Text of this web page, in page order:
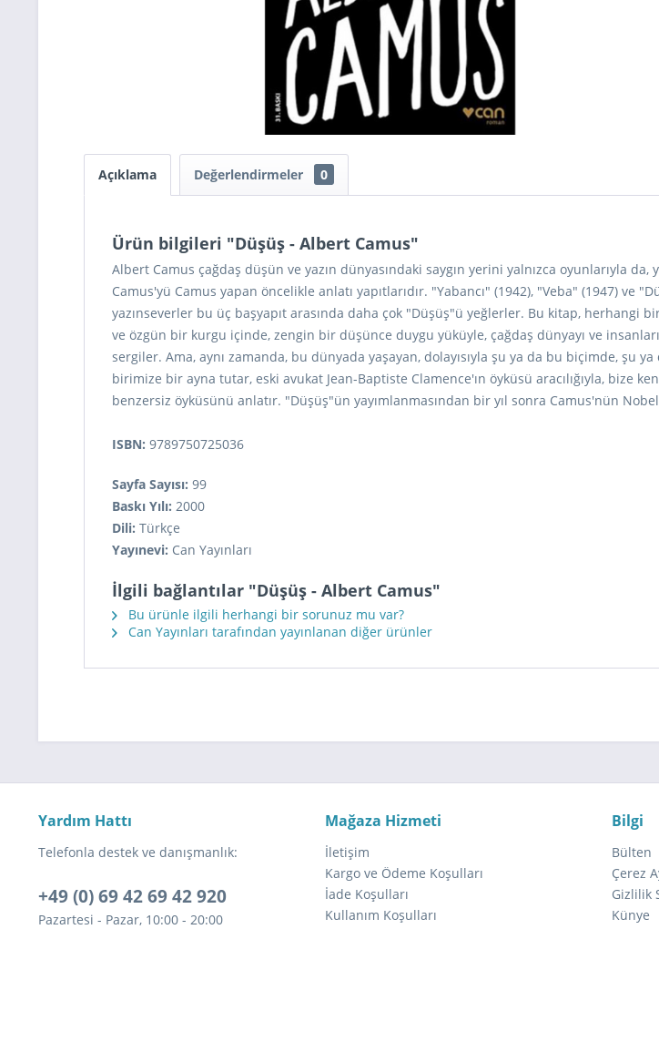
Açıklama Değerlendirmeler 0
Ürün bilgileri "Düşüş - Albert Camus"
Albert Camus çağdaş düşün ve yazın dünyasındaki saygın yerini yalnızca oyunlarıyla
Camus'yü Camus yapan öncelikle anlatı yapıtlarıdır. "Yabancı" (1942), "Veba" (1947) ve
yazınseverler bu üç başyapıt arasında daha çok "Düşüş"ü yeğlerler. Bu kitap, herhangi
ve özgün bir kurgu içinde, zengin bir düşünce duygu yüküyle, çağdaş dünyayı ve
sergiler. Ama, aynı zamanda, bu dünyada yaşayan, dolayısıyla şu ya da bu biçimde,
birimize bir ayna tutar, eski avukat Jean-Baptiste Clamence'ın öyküsü aracılığıyla, bize
benzersiz öyküsünü anlatır. "Düşüş"ün yayımlanmasından bir yıl sonra Camus'nün
ISBN: 9789750725036
Sayfa Sayısı: 99
Baskı Yılı: 2000
Dili: Türkçe
Yayınevi: Can Yayınları
İlgili bağlantılar "Düşüş - Albert Camus"
Bu ürünle ilgili herhangi bir sorunuz mu var?
Can Yayınları tarafından yayınlanan diğer ürünler
Yardım Hattı
Telefonla destek ve danışmanlık:
+49 (0) 69 42 69 42 920
Pazartesi - Pazar, 10:00 - 20:00
Mağaza Hizmeti
İletişim
Kargo ve Ödeme Koşulları
İade Koşulları
Kullanım Koşulları
Bilgi
Bülten
Çerez
Gizlilik
Künye